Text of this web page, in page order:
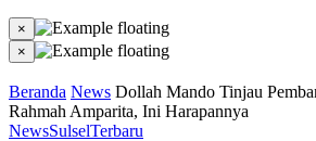
×
×
Beranda News Dollah Mando Tinjau
Rahmah Amparita, Ini Harapannya
NewsSulselTerbaru